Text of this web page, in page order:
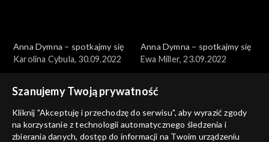
Anna Dymna – spotkajmy się
Karolina Cybula, 30.09.2022
Anna Dymna – spotkajmy się
Ewa Miller, 23.09.2022
Szanujemy Twoją prywatność
Kliknij "Akceptuję i przechodzę do serwisu", aby wyrazić zgody
na korzystanie z technologii automatycznego śledzenia i
zbierania danych, dostęp do informacji na Twoim urządzeniu